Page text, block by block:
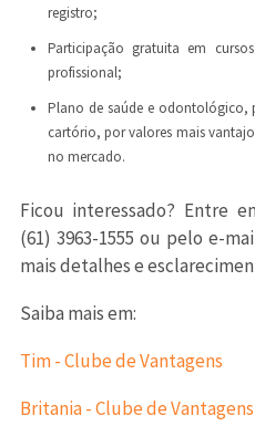
registro;
Participação gratuita em
profissional;
Plano de saúde e odontológico,
cartório, por valores mais
no mercado.
Ficou interessado? Entre
(61) 3963-1555 ou pelo e-
mais detalhes e
Saiba mais em:
Tim - Clube de Vantagens
Britania - Clube de Vantagens